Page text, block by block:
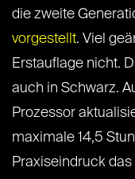
die zweite
vorgestellt. Viel
Erstauflage nicht.
auch in Schwarz.
Prozessor
maximale 14,5
Praxiseindruck